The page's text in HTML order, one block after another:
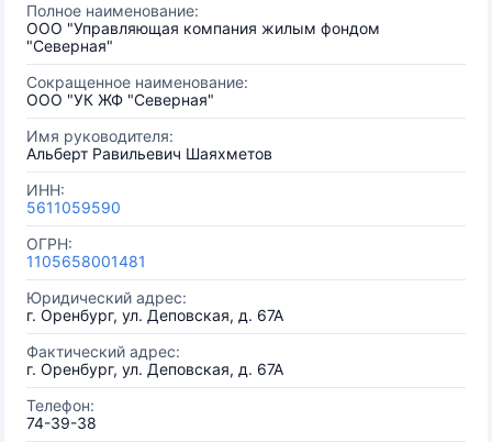
Полное наименование:
ООО "Управляющая компания жилым фондом
"Северная"
Сокращенное наименование:
ООО "УК ЖФ "Северная"
Имя руководителя:
Альберт Равильевич Шаяхметов
ИНН:
5611059590
ОГРН:
1105658001481
Юридический адрес:
г. Оренбург, ул. Деповская, д. 67А
Фактический адрес:
г. Оренбург, ул. Деповская, д. 67А
Телефон:
74-39-38